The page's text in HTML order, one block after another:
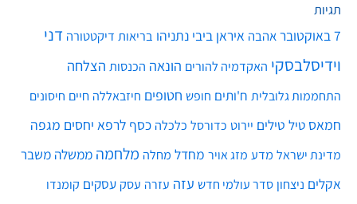
תגיות
7 באוקטובר אהבה איראן ביבי נתניהו בריאות דיקטטורה דני
וידיסלבסקי האקדמיה להורים הונאה הכנסות הצלחה
התחממות גלובלית ח'ותים חופש חטופים חיזבאללה חיים חיסונים
חמאס טיל טילים יירוט כדורסל כלכלה כסף לרפא יחסים מגפה
מדינת ישראל מדע מזג אויר מחדל מחלה מלחמה ממשלה משבר
אקלים ניצחון סדר עולמי חדש עזה עזרה עסק עסקים קומנדו